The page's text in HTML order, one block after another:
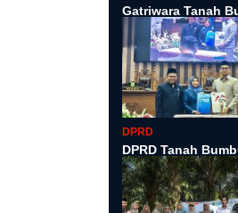
Gatriwara Tanah
DPRD
DPRD Tanah